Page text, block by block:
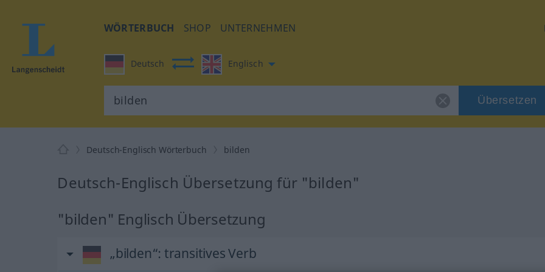
WÖRTERBUCH SHOP UNTERNEHMEN
Deutsch Englisch
Übersetzen
Deutsch-Englisch Wörterbuch bilden
Deutsch-Englisch Übersetzung für "bilden"
"bilden" Englisch Übersetzung
„bilden“: transitives Verb